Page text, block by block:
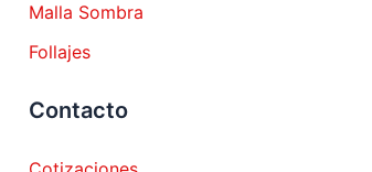
Malla Sombra
Follajes
Contacto